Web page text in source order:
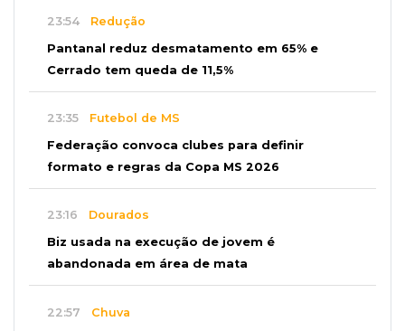
23:54 Redução
Pantanal reduz desmatamento em 65% e
Cerrado tem queda de 11,5%
23:35 Futebol de MS
Federação convoca clubes para definir
formato e regras da Copa MS 2026
23:16 Dourados
Biz usada na execução de jovem é
abandonada em área de mata
22:57 Chuva